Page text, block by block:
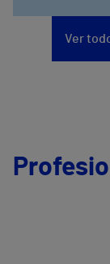
Ver